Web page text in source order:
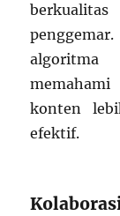
konten
efektif.